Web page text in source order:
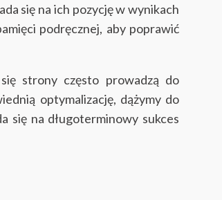
się na ich pozycję w wynikach
podręcznej, aby poprawić
strony często prowadzą do
optymalizację, dążymy do
się na długoterminowy sukces